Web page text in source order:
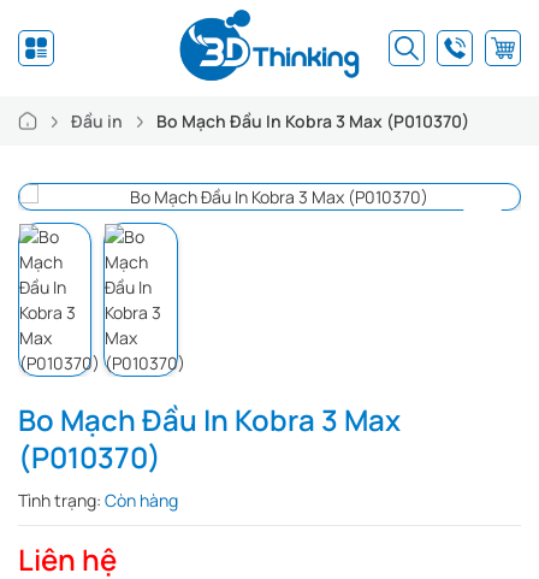
Đầu in Bo Mạch Đầu In Kobra 3 Max (P010370)
Bo Mạch Đầu In Kobra 3 Max
(P010370)
Tình trạng: Còn hàng
Liên hệ